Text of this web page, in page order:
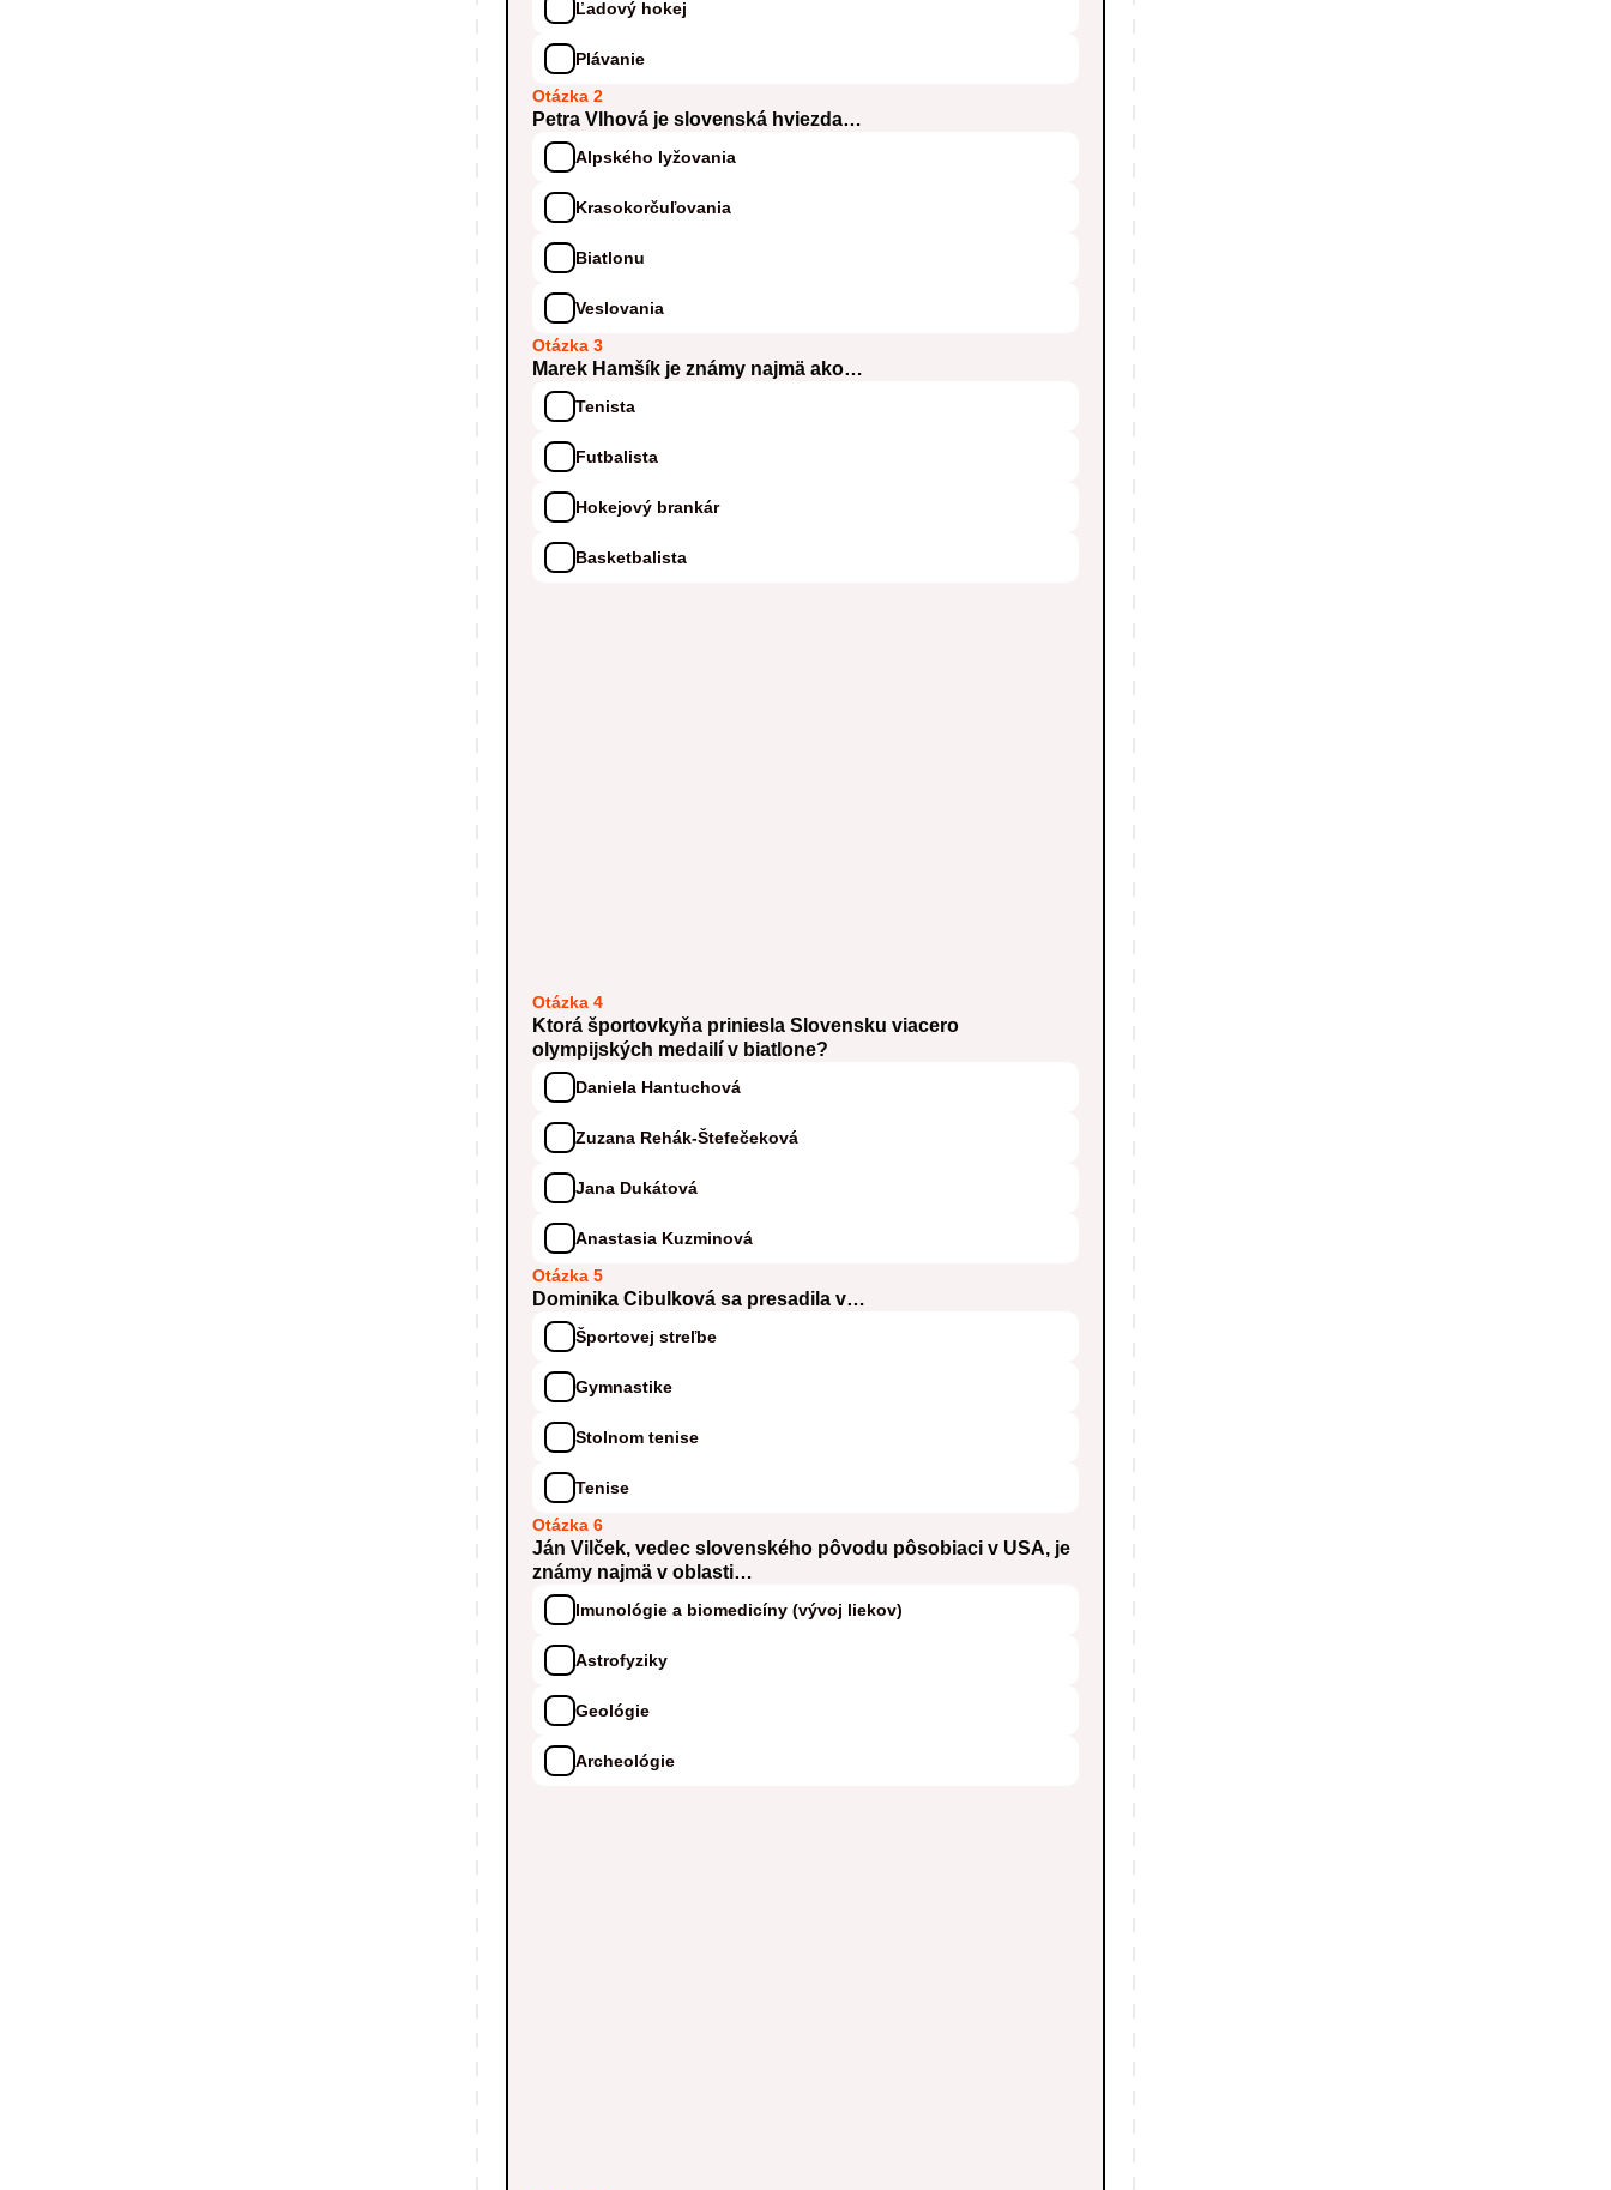
Ľadový hokej
Plávanie
Otázka 2
Petra Vlhová je slovenská hviezda…
Alpského lyžovania
Krasokorčuľovania
Biatlonu
Veslovania
Otázka 3
Marek Hamšík je známy najmä ako…
Tenista
Futbalista
Hokejový brankár
Basketbalista
Otázka 4
Ktorá športovkyňa priniesla Slovensku viacero
olympijských medailí v biatlone?
Daniela Hantuchová
Zuzana Rehák-Štefečeková
Jana Dukátová
Anastasia Kuzminová
Otázka 5
Dominika Cibulková sa presadila v…
Športovej streľbe
Gymnastike
Stolnom tenise
Tenise
Otázka 6
Ján Vilček, vedec slovenského pôvodu pôsobiaci v USA, je
známy najmä v oblasti…
Imunológie a biomedicíny (vývoj liekov)
Astrofyziky
Geológie
Archeológie